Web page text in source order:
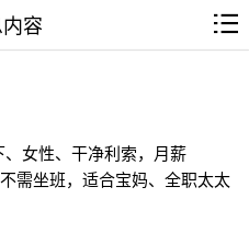
容
女性、干净利索，月薪
需坐班，适合宝妈、全职太太